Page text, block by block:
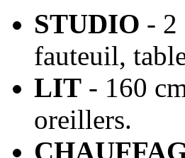
STUDIO - 2
fauteuil,
LIT - 160
oreillers.